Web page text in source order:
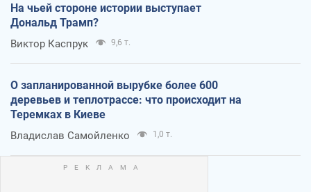
На чьей стороне истории выступает
Дональд Трамп?
Виктор Каспрук 9,6 т.
О запланированной вырубке более 600
деревьев и теплотрассе: что происходит на
Теремках в Киеве
Владислав Самойленко 1,0 т.